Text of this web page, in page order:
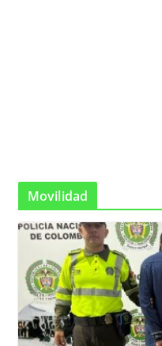
Movilidad